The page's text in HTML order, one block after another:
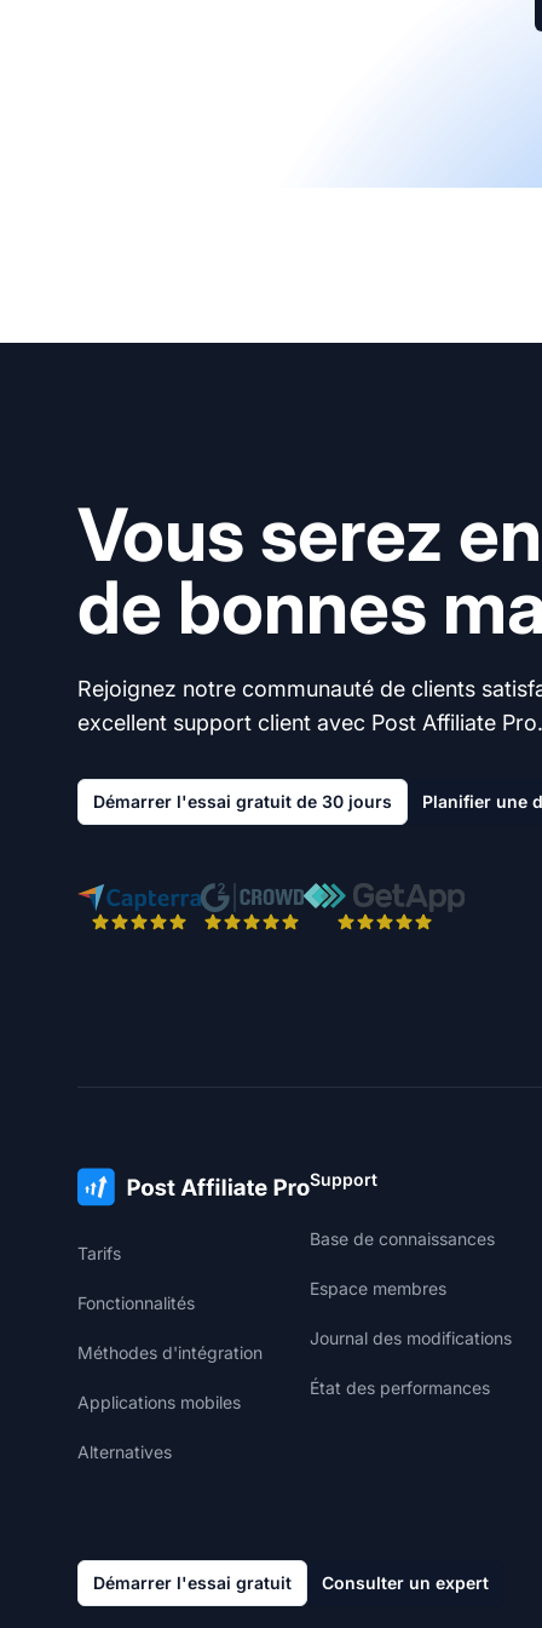
Vous serez
de bonnes
Rejoignez notre communauté de clients
excellent support client avec Post Affiliate Pro.
Démarrer l'essai gratuit de 30 jours Planifier une
Tarifs
Fonctionnalités
Méthodes d'intégration
Applications mobiles
Alternatives
Support
Base de connaissances
Espace membres
Journal des modifications
État des performances
Démarrer l'essai gratuit Consulter un expert